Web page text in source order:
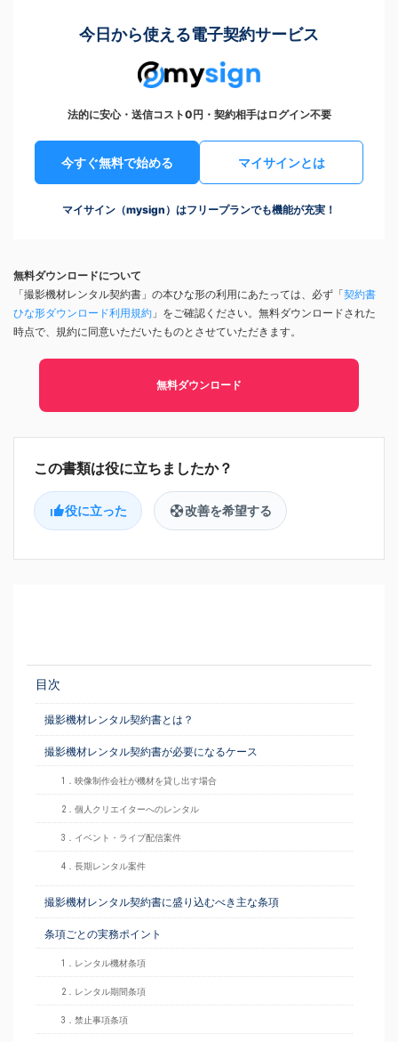
今日から使える電子契約サービス
法的に安心・送信コスト0円・契約相手はログイン不要
今すぐ無料で始める マイサインとは
マイサイン（mysign）はフリープランでも機能が充実！
無料ダウンロードについて
「撮影機材レンタル契約書」の本ひな形の利用にあたっては、必ず「契約書
ひな形ダウンロード利用規約 」をご確認ください。無料ダウンロードされた
時点で、規約に同意いただいたものとさせていただきます。
無料ダウンロード
役に立った 改善を希望する
目次
撮影機材レンタル契約書とは？
撮影機材レンタル契約書が必要になるケース
1．映像制作会社が機材を貸し出す場合
2．個人クリエイターへのレンタル
3．イベント・ライブ配信案件
4．長期レンタル案件
撮影機材レンタル契約書に盛り込むべき主な条項
条項ごとの実務ポイント
1．レンタル機材条項
2．レンタル期間条項
3．禁止事項条項